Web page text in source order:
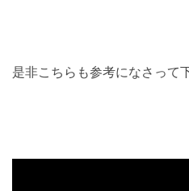
是非こちらも参考になさって